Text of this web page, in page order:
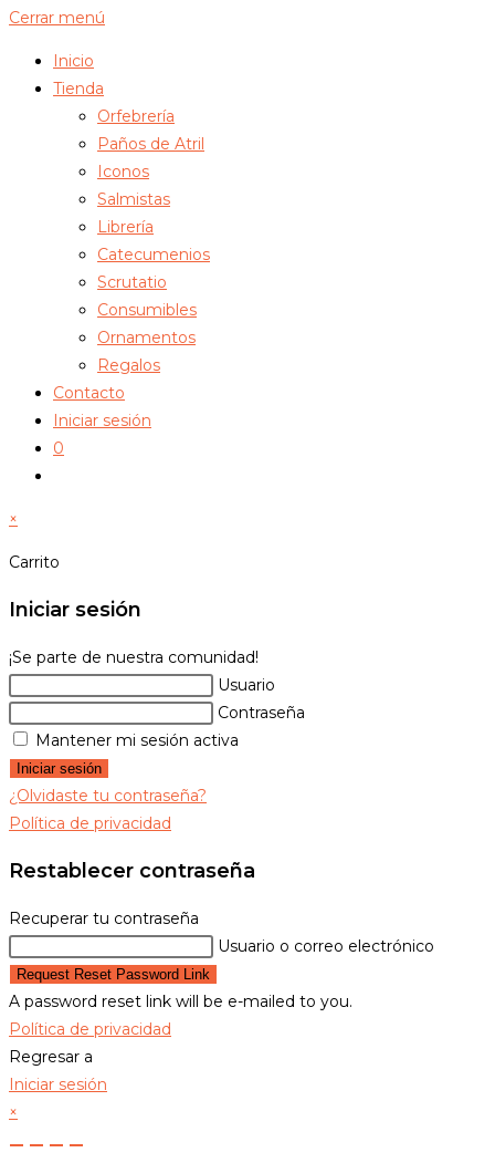
Cerrar menú
Inicio
Tienda
Orfebrería
Paños de Atril
Iconos
Salmistas
Librería
Catecumenios
Scrutatio
Consumibles
Ornamentos
Regalos
Contacto
Iniciar sesión
0
la
×
Carrito
Iniciar sesión
¡Se parte de nuestra comunidad!
Usuario
Contraseña
Mantener mi sesión activa
Iniciar sesión
¿Olvidaste tu contraseña?
Política de privacidad
Restablecer contraseña
Recuperar tu contraseña
Usuario o correo electrónico
Request Reset Password Link
A password reset link will be e-mailed to you.
Política de privacidad
Regresar a
Iniciar sesión
×